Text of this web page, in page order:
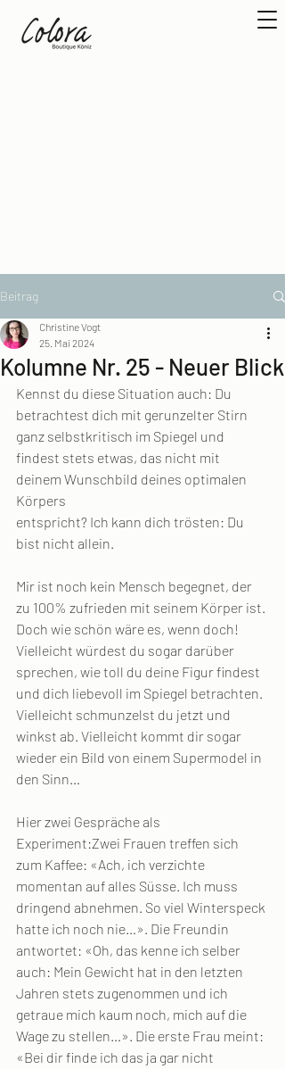
Beitrag
Kolumne Nr. 25 - Neuer Blick
Christine Vogt
25. Mai 2024
Kennst du diese Situation auch: Du
betrachtest dich mit gerunzelter Stirn
ganz selbstkritisch im Spiegel und
findest stets etwas, das nicht mit
deinem Wunschbild deines optimalen
Körpers
entspricht? Ich kann dich trösten: Du
bist nicht allein.
Mir ist noch kein Mensch begegnet, der
zu 100% zufrieden mit seinem Körper ist.
Doch wie schön wäre es, wenn doch!
Vielleicht würdest du sogar darüber
sprechen, wie toll du deine Figur findest
und dich liebevoll im Spiegel betrachten.
Vielleicht schmunzelst du jetzt und
winkst ab. Vielleicht kommt dir sogar
wieder ein Bild von einem Supermodel in
den Sinn…
Hier zwei Gespräche als
Experiment:Zwei Frauen treffen sich
zum Kaffee: «Ach, ich verzichte
momentan auf alles Süsse. Ich muss
dringend abnehmen. So viel Winterspeck
hatte ich noch nie…». Die Freundin
antwortet: «Oh, das kenne ich selber
auch: Mein Gewicht hat in den letzten
Jahren stets zugenommen und ich
getraue mich kaum noch, mich auf die
Wage zu stellen…». Die erste Frau meint:
«Bei dir finde ich das ja gar nicht